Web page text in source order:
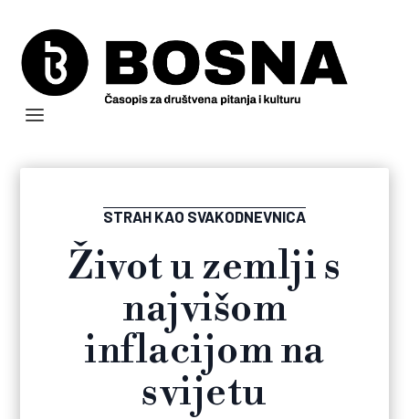
STRAH KAO SVAKODNEVNICA
Život u zemlji s
najvišom
inflacijom na
svijetu